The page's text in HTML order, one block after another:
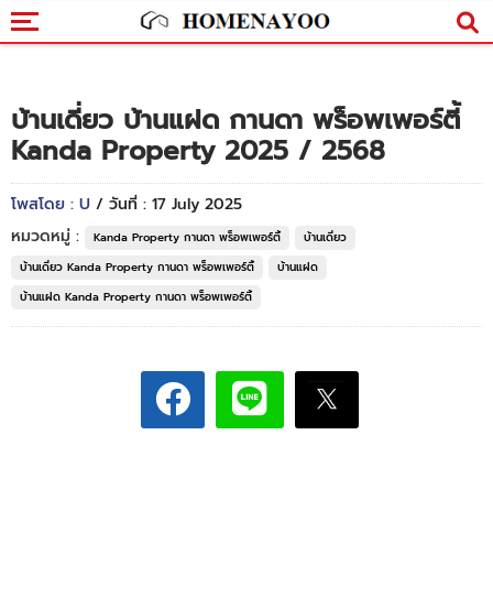
บ้านเดี่ยว บ้านแฝด กานดา พร็อพเพอร์ตี้
Kanda Property 2025 / 2568
โพสโดย : U / วันที่ : 17 July 2025
หมวดหมู่ :
Kanda Property กานดา พร็อพเพอร์ตี้
บ้านเดี่ยว
บ้านเดี่ยว Kanda Property กานดา พร็อพเพอร์ตี้
บ้านแฝด
บ้านแฝด Kanda Property กานดา พร็อพเพอร์ตี้